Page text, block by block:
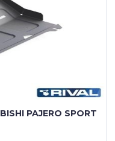
PAJERO SPORT